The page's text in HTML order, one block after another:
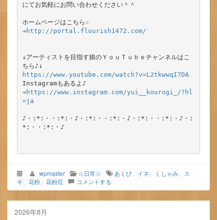
にてお気軽にお問い合わせください＾＾
ホームページはこちら☆
⇒http://portal.flourish1472.com/
↓アーティストを目指す娘のＹｏｕＴｕｂｅチャンネルはこ
https://www.youtube.com/watch?v=L2tkwwqI7DA
Instagramもあるよ♪
⇒https://www.instagram.com/yui__kourogi_/?hl
=ja
♪・:*:・・:*:・♪・:*:・・:*:・♪・:*:・・:*:・♪・:
*:・・:*:・♪
wpmaster ☆日常☆ あくび イネ くしゃみ
ス
ギ
花粉 花粉症 コメントする
2026年8月